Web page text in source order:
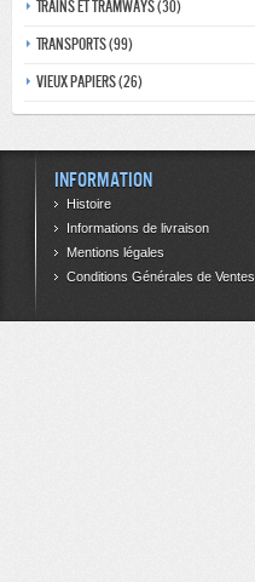
Trains et tramways (30)
Transports (99)
Vieux papiers (26)
Information
Histoire
Informations de livraison
Mentions légales
Conditions Générales de Ventes